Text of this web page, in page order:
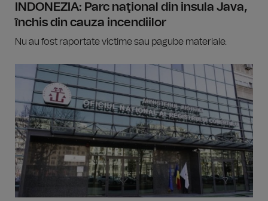
INDONEZIA: Parc naţional din insula Java,
închis din cauza incendiilor
Nu au fost raportate victime sau pagube materiale.